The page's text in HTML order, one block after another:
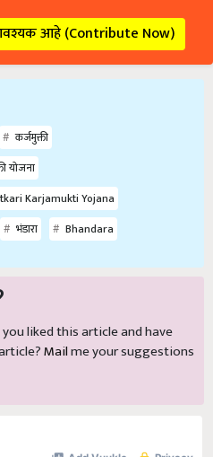
आहे (Contribute Now)
कर्जमुक्ती
योजना
Karjamukti Yojana
भंडारा Bhandara
you liked this article and have
Mailme your suggestions